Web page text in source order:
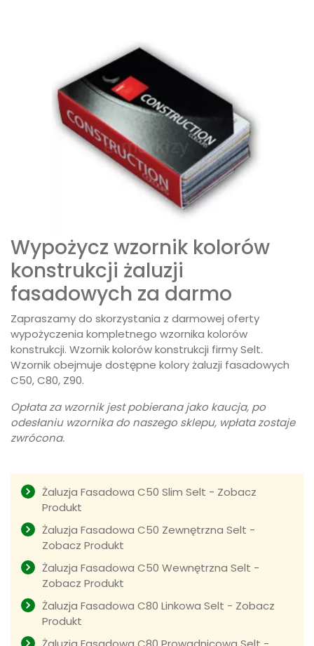
Wypożycz wzornik kolorów
konstrukcji żaluzji
fasadowych za darmo
Zapraszamy do skorzystania z darmowej oferty
wypożyczenia kompletnego wzornika kolorów
konstrukcji. Wzornik kolorów konstrukcji firmy Selt.
Wzornik obejmuje dostępne kolory żaluzji fasadowych
C50, C80, Z90.
Opłata za wzornik jest pobierana jako kaucja, po
odesłaniu wzornika do naszego sklepu, wpłata zostaje
zwrócona.
Żaluzja Fasadowa C50 Slim Selt - Zobacz
Produkt
Żaluzja Fasadowa C50 Zewnętrzna Selt -
Zobacz Produkt
Żaluzja Fasadowa C50 Wewnętrzna Selt -
Zobacz Produkt
Żaluzja Fasadowa C80 Linkowa Selt - Zobacz
Produkt